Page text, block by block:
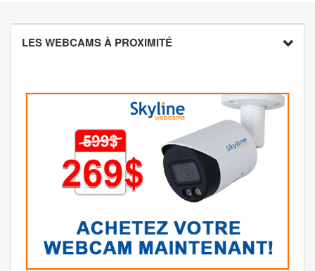
LES WEBCAMS À PROXIMITÉ